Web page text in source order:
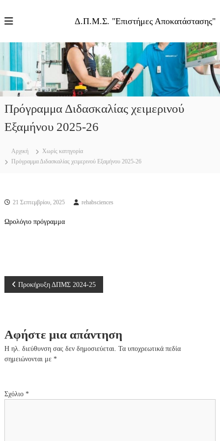
ψ
σ
Δ.Π.Μ.Σ. "Επιστήμες Αποκατάστασης"
Πρόγραμμα Διδασκαλίας χειμερινού
Εξαμήνου 2025-26
Αρχική
Χωρίς κατηγορία
Πρόγραμμα Διδασκαλίας χειμερινού Εξαμήνου 2025-26
21 Σεπτεμβρίου, 2025 rehabsciences
Ωρολόγιο πρόγραμμα
Π
ο
ή
η
Προκήρυξη ΔΠΜΣ 2024-25
Αφήστε μια απάντηση
Η ηλ. διεύθυνση σας δεν δημοσιεύεται. Τα υποχρεωτικά πεδία
σημειώνονται με *
Σχόλιο *